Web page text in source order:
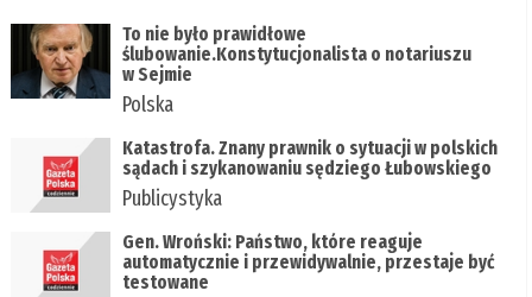
To nie było prawidłowe
ślubowanie.Konstytucjonalista o notariuszu
w Sejmie
Polska
Katastrofa. Znany prawnik o sytuacji w polskich
sądach i szykanowaniu sędziego Łubowskiego
Publicystyka
Gen. Wroński: Państwo, które reaguje
automatycznie i przewidywalnie, przestaje być
testowane